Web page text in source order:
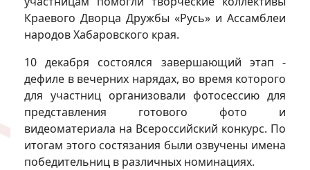
Краевого Дворца Дружбы «Русь» и Ассамблеи
народов Хабаровского края.
10 декабря состоялся завершающий этап -
дефиле в вечерних нарядах, во время которого
для участниц организовали фотосессию для
представления готового фото и
видеоматериала на Всероссийский конкурс. По
итогам этого состязания были озвучены имена
победительниц в различных номинациях.